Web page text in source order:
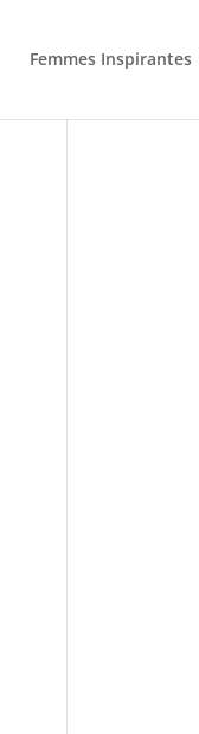
Femmes Inspirantes